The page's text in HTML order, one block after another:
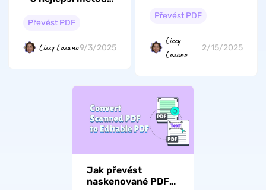
hned vyzkoušet
Převést PDF
Lizzy Lozano9/3/2025
Všechny scénáře
Převést PDF
Lizzy
Lozano
2/15/2025
Jak převést
naskenované PDF